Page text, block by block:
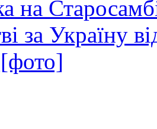
на
за Україну